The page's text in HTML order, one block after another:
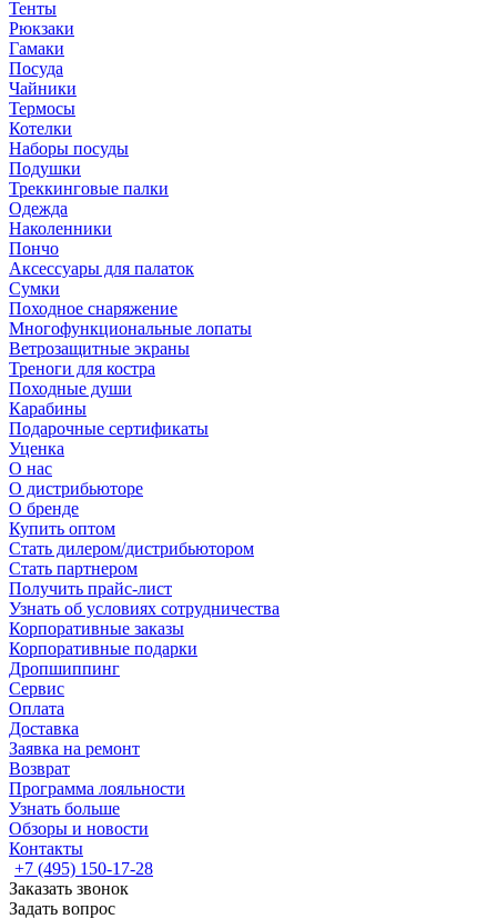
Тенты
Рюкзаки
Гамаки
Посуда
Чайники
Термосы
Котелки
Наборы посуды
Подушки
Треккинговые палки
Одежда
Наколенники
Пончо
Аксессуары для палаток
Сумки
Походное снаряжение
Многофункциональные лопаты
Ветрозащитные экраны
Треноги для костра
Походные души
Карабины
Подарочные сертификаты
Уценка
О нас
О дистрибьюторе
О бренде
Купить оптом
Стать дилером/дистрибьютором
Стать партнером
Получить прайс-лист
Узнать об условиях сотрудничества
Корпоративные заказы
Корпоративные подарки
Дропшиппинг
Сервис
Оплата
Доставка
Заявка на ремонт
Возврат
Программа лояльности
Узнать больше
Обзоры и новости
Контакты
+7 (495) 150-17-28
Заказать звонок
Задать вопрос